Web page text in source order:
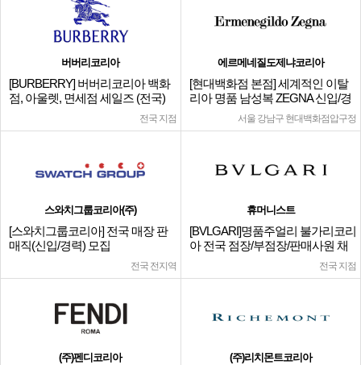
버버리코리아
[BURBERRY] 버버리코리아 백화
점, 아울렛, 면세점 세일즈 (전국)
전국 지점
에르메네질도제냐코리아
[현대백화점 본점] 세계적인 이탈
리아 명품 남성복 ZEGNA 신입/경
서울 강남구 현대백화점압구정
스와치그룹코리아(주)
[스와치그룹코리아] 전국 매장 판
매직(신입/경력) 모집
전국 전지역
휴머니스트
[BVLGARI]명품주얼리 불가리코리
아 전국 점장/부점장/판매사원 채
전국 지점
(주)펜디코리아 (주)리치몬트코리아